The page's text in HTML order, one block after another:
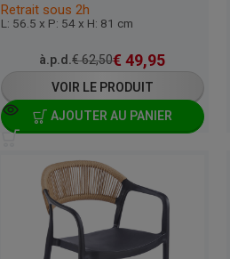
Retrait sous 2h
L: 56.5 x P: 54 x H: 81 cm
à.p.d.€62,50€ 49,95
VOIR LE PRODUIT
AJOUTER AU PANIER